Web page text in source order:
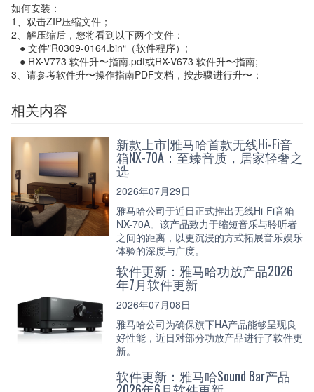
如何安装：
1、双击ZIP压缩文件；
2、解压缩后，您将看到以下两个文件：
● 文件"R0309-0164.bin“（软件程序）;
● RX-V773 软件升〜指南.pdf或RX-V673 软件升〜指南;
3、请参考软件升〜操作指南PDF文档，按步骤进行升〜；
相关内容
新款上市|雅马哈首款无线Hi-Fi音
箱NX-70A：至臻音质，居家轻奢之
选
2026年07月29日
雅马哈公司于近日正式推出无线Hi-Fi音箱
NX-70A。该产品致力于缩短音乐与聆听者
之间的距离，以更沉浸的方式拓展音乐娱乐
体验的深度与广度。
软件更新：雅马哈功放产品2026
年7月软件更新
2026年07月08日
雅马哈公司为确保旗下HA产品能够呈现良
好性能，近日对部分功放产品进行了软件更
新。
软件更新：雅马哈Sound Bar产品